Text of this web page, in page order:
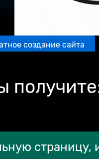
создание сайта
страницу,